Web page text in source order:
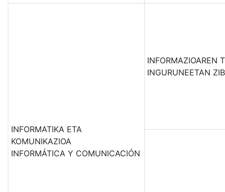
INFORMATIKA ETA
KOMUNIKAZIOA
INFORMÁTICA Y COMUNICACIÓN
INFORMAZIOAREN
INGURUNEETAN